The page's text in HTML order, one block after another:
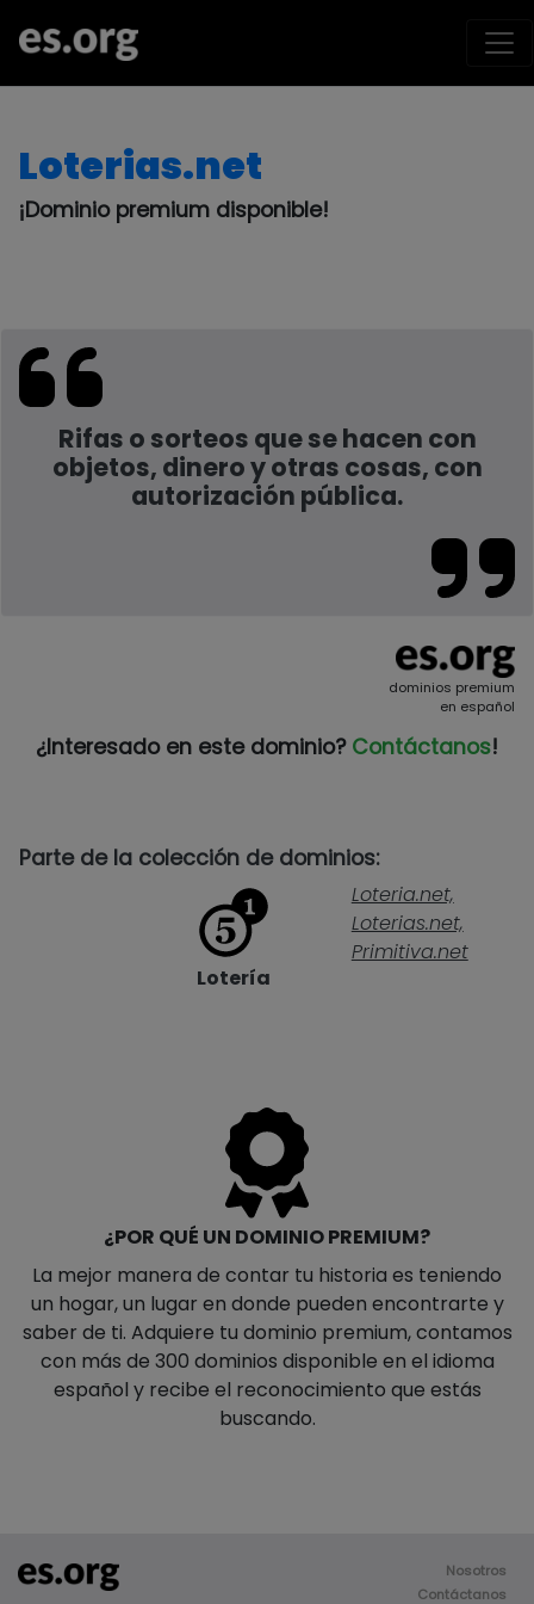
Loterias.net
¡Dominio premium disponible!
Rifas o sorteos que se hacen con
objetos, dinero y otras cosas, con
autorización pública.
dominios premium
en español
¿Interesado en este dominio? Contáctanos!
Parte de la colección de dominios:
Lotería
Loteria.net,
Loterias.net,
Primitiva.net
¿POR QUÉ UN DOMINIO PREMIUM?
La mejor manera de contar tu historia es teniendo
un hogar, un lugar en donde pueden encontrarte y
saber de ti. Adquiere tu dominio premium, contamos
con más de 300 dominios disponible en el idioma
español y recibe el reconocimiento que estás
buscando.
Nosotros
Contáctanos